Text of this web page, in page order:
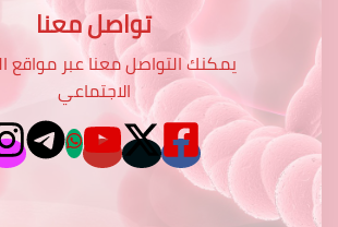
تواصل معنا
يمكنك التواصل معنا عبر مواقع
الاجتماعي